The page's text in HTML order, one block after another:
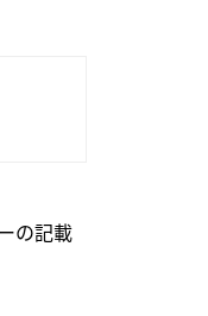
の記載